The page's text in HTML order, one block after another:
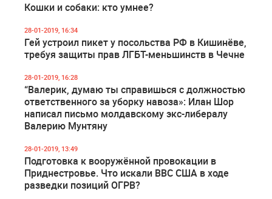
Кошки и собаки: кто умнее?
28-01-2019, 16:34
Гей устроил пикет у посольства РФ в Кишинёве,
требуя защиты прав ЛГБТ-меньшинств в Чечне
28-01-2019, 16:28
“Валерик, думаю ты справишься с должностью
ответственного за уборку навоза»: Илан Шор
написал письмо молдавскому экс-либералу
Валерию Мунтяну
28-01-2019, 13:49
Подготовка к вооружённой провокации в
Приднестровье. Что искали ВВС США в ходе
разведки позиций ОГРВ?